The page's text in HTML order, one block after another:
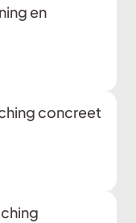
en
concreet